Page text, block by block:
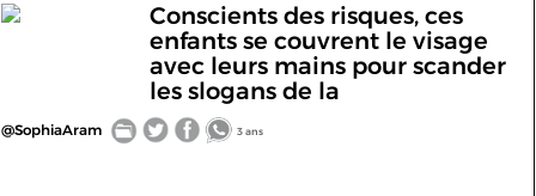
Conscients des risques, ces
enfants se couvrent le visage
avec leurs mains pour scander
les slogans de la
@SophiaAram 3 ans